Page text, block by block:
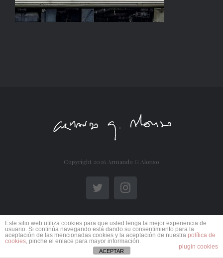
Copyright 2026 Armando G Alonso
TwitterInstagram
Este sitio web utiliza cookies para que usted tenga la mejor experiencia de
usuario. Si continúa navegando está dando su consentimiento para la
aceptación de las mencionadas cookies y la aceptación de nuestra política de
cookies, pinche el enlace para mayor información.
plugin cookies
ACEPTAR